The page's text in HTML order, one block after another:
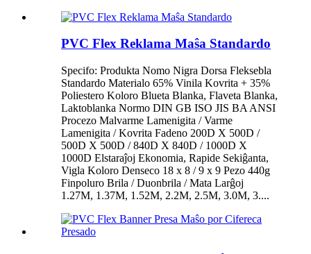
PVC Flex Reklama Maŝa Standardo
Specifo: Produkta Nomo Nigra Dorsa Fleksebla
Standardo Materialo 65% Vinila Kovrita + 35%
Poliestero Koloro Blueta Blanka, Flaveta Blanka,
Laktoblanka Normo DIN GB ISO JIS BA ANSI
Procezo Malvarme Lamenigita / Varme
Lamenigita / Kovrita Fadeno 200D X 500D /
500D X 500D / 840D X 840D / 1000D X
1000D Elstaraĵoj Ekonomia, Rapide Sekiĝanta,
Vigla Koloro Denseco 18 x 8 / 9 x 9 Pezo 440g
Finpoluro Brila / Duonbrila / Mata Larĝoj
1.27M, 1.37M, 1.52M, 2.2M, 2.5M, 3.0M, 3....